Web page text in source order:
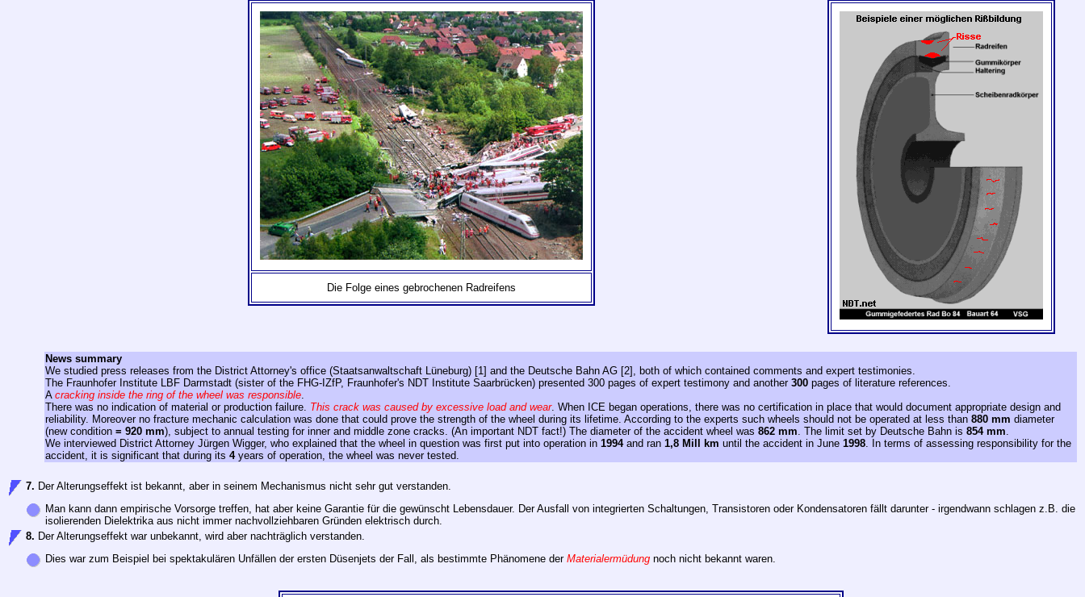
Die Folge eines gebrochenen Radreifens
News summary
We studied press releases from the District Attorney's office (Staatsanwaltschaft Lüneburg) [1] and the Deutsche Bahn AG [2], both of which contained comments and expert testimonies.
The Fraunhofer Institute LBF Darmstadt (sister of the FHG-IZfP, Fraunhofer's NDT Institute Saarbrücken) presented 300 pages of expert testimony and another 300 pages of literature references.
A cracking inside the ring of the wheel was responsible.
There was no indication of material or production failure. This crack was caused by excessive load and wear. When ICE began operations, there was no certification in place that would document appropriate design and
reliability. Moreover no fracture mechanic calculation was done that could prove the strength of the wheel during its lifetime. According to the experts such wheels should not be operated at less than 880 mm diameter
(new condition = 920 mm), subject to annual testing for inner and middle zone cracks. (An important NDT fact!) The diameter of the accident wheel was 862 mm. The limit set by Deutsche Bahn is 854 mm.
We interviewed District Attorney Jürgen Wigger, who explained that the wheel in question was first put into operation in 1994and ran 1,8 Mill km until the accident in June 1998. In terms of assessing responsibility for the
accident, it is significant that during its 4years of operation, the wheel was never tested.
7. Der Alterungseffekt ist bekannt, aber in seinem Mechanismus nicht sehr gut verstanden.
Man kann dann empirische Vorsorge treffen, hat aber keine Garantie für die gewünscht Lebensdauer. Der Ausfall von integrierten Schaltungen, Transistoren oder Kondensatoren fällt darunter - irgendwann schlagen z.B. die
isolierenden Dielektrika aus nicht immer nachvollziehbaren Gründen elektrisch durch.
8. Der Alterungseffekt war unbekannt, wird aber nachträglich verstanden.
Dies war zum Beispiel bei spektakulären Unfällen der ersten Düsenjets der Fall, als bestimmte Phänomene der Materialermüdung noch nicht bekannt waren.